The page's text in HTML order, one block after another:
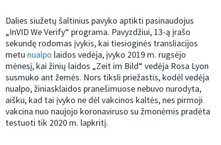
Dalies siužetų šaltinius pavyko aptikti pasinaudojus
„InVID We Verify“ programa. Pavyzdžiui, 13-ą įrašo
sekundę rodomas įvykis, kai tiesioginės transliacijos
metu nualpo laidos vedėja, įvyko 2019 m. rugsėjo
mėnesį, kai žinių laidos „Zeit im Bild“ vedėja Rosa Lyon
susmuko ant žemės. Nors tiksli priežastis, kodėl vedėja
nualpo, žiniasklaidos pranešimuose nebuvo nurodyta,
aišku, kad tai įvyko ne dėl vakcinos kaltės, nes pirmoji
vakcina nuo naujojo koronaviruso su žmonėmis pradėta
testuoti tik 2020 m. lapkritį.